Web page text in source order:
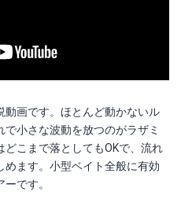
画です。ほとんど動かないル
小さな波動を放つのがラザミ
こまで落としてもOKで、流れ
ます。小型ベイト全般に有効
です。